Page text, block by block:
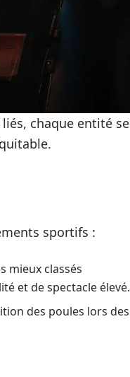
chaque entité se
sportifs :
mieux classés
et de spectacle élevé.
des poules lors des